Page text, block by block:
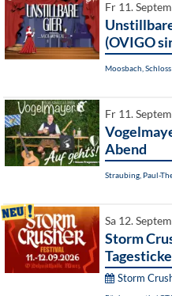
Fr 11.
(OVIGO
Moosbach,
Fr 11.
Abend
Straubing, Paul-
Sa 12.
Storm
Storm